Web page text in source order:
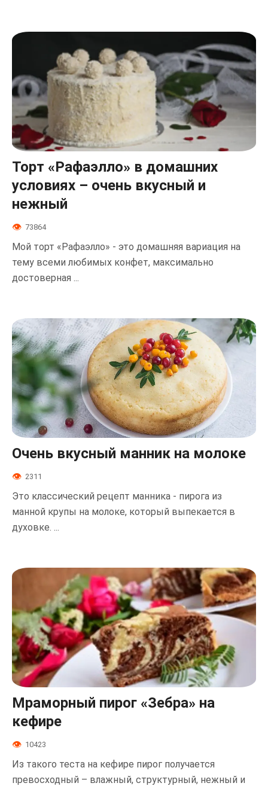
Торт «Рафаэлло» в домашних
условиях – очень вкусный и
нежный
73864
Мой торт «Рафаэлло» - это домашняя вариация на
тему всеми любимых конфет, максимально
достоверная ...
Очень вкусный манник на молоке
2311
Это классический рецепт манника - пирога из
манной крупы на молоке, который выпекается в
духовке. ...
Мраморный пирог «Зебра» на
кефире
10423
Из такого теста на кефире пирог получается
превосходный – влажный, структурный, нежный и